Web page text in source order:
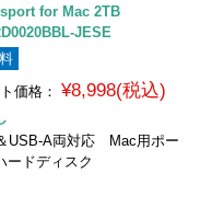
for Mac 2TB
JESE
価格：
¥8,998(税込)
USB-A両対応 Mac用ポー
ードディスク